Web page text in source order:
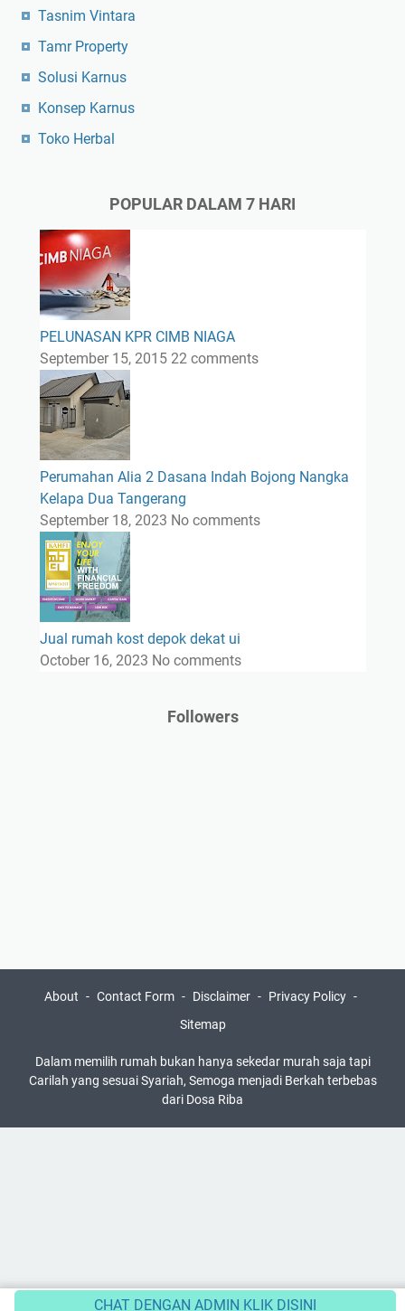
Tasnim Vintara
Tamr Property
Solusi Karnus
Konsep Karnus
Toko Herbal
POPULAR DALAM 7 HARI
PELUNASAN KPR CIMB NIAGA
September 15, 2015 22 comments
Perumahan Alia 2 Dasana Indah Bojong Nangka
Kelapa Dua Tangerang
September 18, 2023 No comments
Jual rumah kost depok dekat ui
October 16, 2023 No comments
Followers
CHAT DENGAN ADMIN KLIK DISINI
About Contact Form Disclaimer
Privacy Policy
Sitemap
Dalam memilih rumah bukan hanya sekedar murah saja tapi
Carilah yang sesuai Syariah, Semoga menjadi Berkah terbebas
dari Dosa Riba